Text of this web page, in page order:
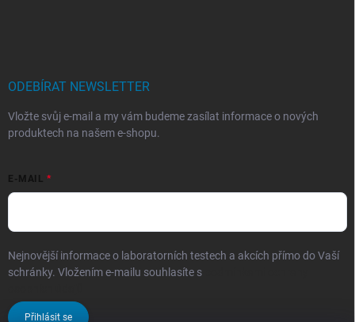
ODEBÍRAT NEWSLETTER
Vložte svůj e-mail a my vám budeme zasílat informace o nových
produktech na našem e-shopu.
E-MAIL
Nejnovější informace o laboratorních testech a akcích přímo do Vaší
schránky. Vložením e-mailu souhlasíte s
Přihlásit se